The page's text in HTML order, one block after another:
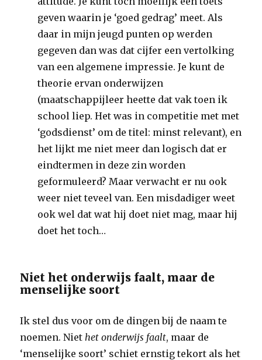
geven waarin je ‘goed gedrag’ meet. Als
daar in mijn jeugd punten op werden
gegeven dan was dat cijfer een vertolking
van een algemene impressie. Je kunt de
theorie ervan onderwijzen
(maatschappijleer heette dat vak toen ik
school liep. Het was in competitie met met
‘godsdienst’ om de titel: minst relevant), en
het lijkt me niet meer dan logisch dat er
eindtermen in deze zin worden
geformuleerd? Maar verwacht er nu ook
weer niet teveel van. Een misdadiger weet
ook wel dat wat hij doet niet mag, maar hij
doet het toch…
Niet het onderwijs faalt, maar de
menselijke soort
Ik stel dus voor om de dingen bij de naam te
noemen. Niethet onderwijs faalt, maar de
‘menselijke soort’ schiet ernstig tekort als het